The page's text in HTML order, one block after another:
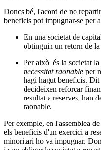
Doncs bé, l'acord de no
beneficis pot impugnar-se per
En una societat de
obtinguin un retorn de
Per això, és la societat
necessitat raonable per
hagi hagut beneficis. Dit
decideixen reforçar
resultat a reserves, han
raonable.
Per exemple, en l'assemblea
els beneficis d'un exercici a
minoritari ho va impugnar.